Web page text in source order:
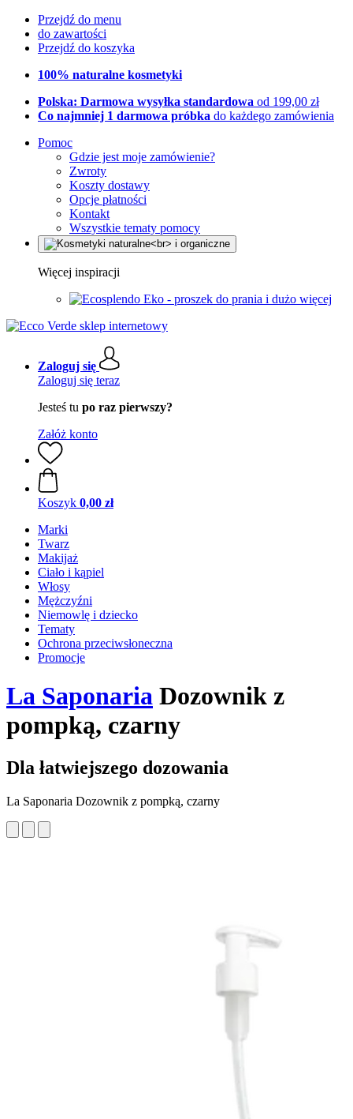
Przejdź do menu
do zawartości
Przejdź do koszyka
100% naturalne kosmetyki
Polska: Darmowa wysyłka standardowa od 199,00 zł
Co najmniej 1 darmowa próbka do każdego zamówienia
Pomoc
Gdzie jest moje zamówienie?
Zwroty
Koszty dostawy
Opcje płatności
Kontakt
Wszystkie tematy pomocy
Więcej inspiracji
Eko - proszek do prania i dużo więcej
Zaloguj się
Zaloguj się teraz
Jesteś tu po raz pierwszy?
Załóż konto
Koszyk 0,00 zł
Marki
Twarz
Makijaż
Ciało i kąpiel
Włosy
Mężczyźni
Niemowlę i dziecko
Tematy
Ochrona przeciwsłoneczna
Promocje
La Saponaria Dozownik z
pompką, czarny
Dla łatwiejszego dozowania
La Saponaria Dozownik z pompką, czarny